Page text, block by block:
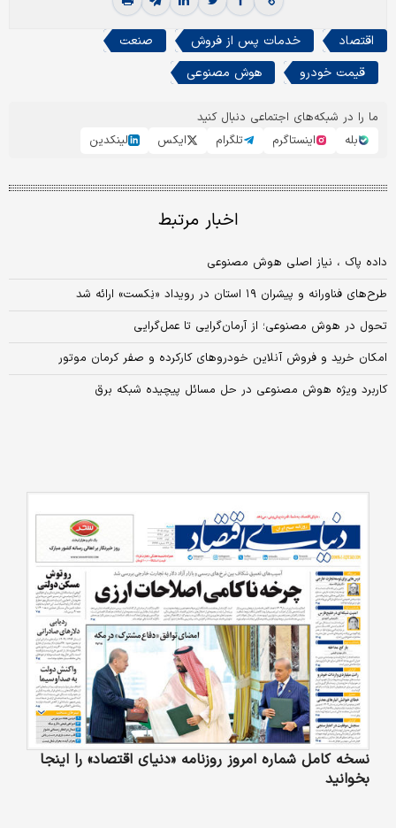
اقتصاد خدمات پس از فروش
صنعت
قیمت خودرو
هوش مصنوعی
ما را در شبکه‌های اجتماعی دنبال کنید
بله
اینستاگرم تلگرام ایکس لینکدین
اخبار مرتبط
داده پاک ، نیاز اصلی هوش مصنوعی
طرح‌های فناورانه و پیشران ۱۹ استان در رویداد «نِکست» ارائه شد
تحول در هوش مصنوعی؛ از آرمان‌گرایی تا عمل‌گرایی
امکان خرید و فروش آنلاین خودروهای کارکرده و صفر کرمان موتور
کاربرد ویژه هوش مصنوعی در حل مسائل پیچیده شبکه برق
نسخه کامل شماره امروز روزنامه «دنیای‌ اقتصاد» را اینجا
بخوانید